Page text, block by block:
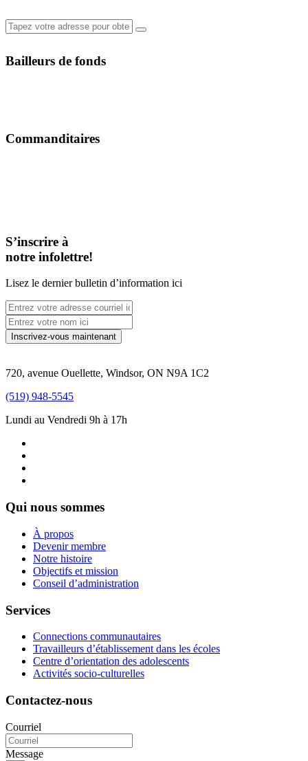
Bailleurs de fonds
Commanditaires
S’inscrire à
notre infolettre!
Lisez le dernier bulletin d’information ici
720, avenue Ouellette, Windsor, ON N9A 1C2
(519) 948-5545
Lundi au Vendredi 9h à 17h
Qui nous sommes
À propos
Devenir membre
Notre histoire
Objectifs et mission
Conseil d’administration
Services
Connections communautaires
Travailleurs d’établissement dans les écoles
Centre d’orientation des adolescents
Activités socio-culturelles
Contactez-nous
Courriel
Message